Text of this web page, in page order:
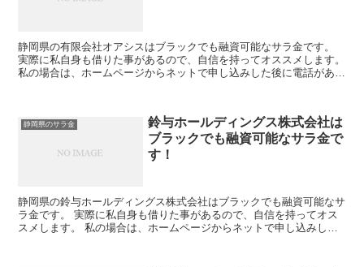
静岡県の有限会社オアシスはブラックでも融資可能なサラ金です。
実際に私自身も借りた事があるので、自信を持ってオススメします。
私の場合は、ホームページからネットで申し込みした後に電話があ
静岡県のサラ金
鈴与ホールディングス株式会社は
ブラックでも融資可能なサラ金で
す！
静岡県の鈴与ホールディングス株式会社はブラックでも融資可能なサ
ラ金です。 実際に私自身も借りた事があるので、自信を持ってオス
スメします。 私の場合は、ホームページからネットで申し込みした